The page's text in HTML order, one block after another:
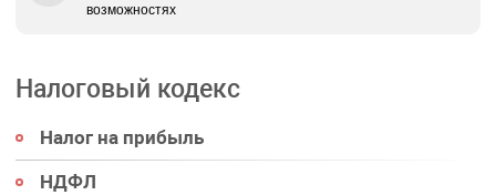
возможностях
Налоговый кодекс
Налог на прибыль
НДФЛ